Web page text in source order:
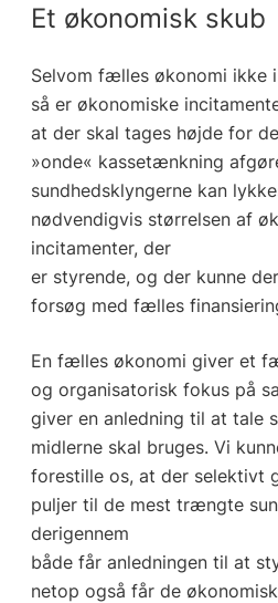
Et økonomisk skub
Selvom fælles økonomi ikke
så er økonomiske
at der skal tages højde for
»onde« kassetænkning
sundhedsklyngerne kan
nødvendigvis størrelsen af
incitamenter, der
er styrende, og der kunne
forsøg med fælles
En fælles økonomi giver et
og organisatorisk fokus på
giver en anledning til at tale
midlerne skal bruges. Vi
forestille os, at der selektivt
puljer til de mest trængte
derigennem
både får anledningen til at
netop også får de